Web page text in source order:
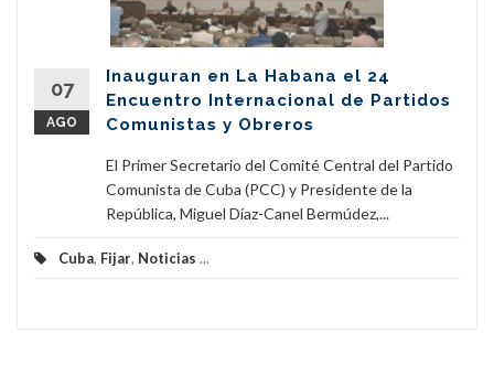
07
AGO
Inauguran en La Habana el 24
Encuentro Internacional de Partidos
Comunistas y Obreros
El Primer Secretario del Comité Central del Partido
Comunista de Cuba (PCC) y Presidente de la
República, Miguel Díaz-Canel Bermúdez,...
Cuba, Fijar, Noticias ...